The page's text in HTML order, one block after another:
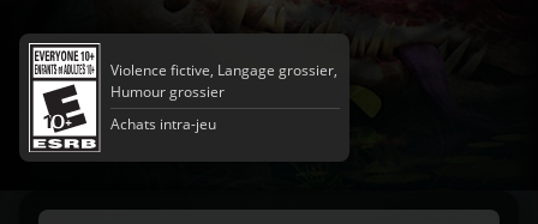
Violence fictive, Langage grossier,
Humour grossier
Achats intra-jeu